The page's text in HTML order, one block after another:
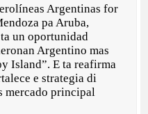
Argentinas for
pa Aruba,
un oportunidad
Argentino mas
Island”. E ta reafirma
e strategia di
mercado principal